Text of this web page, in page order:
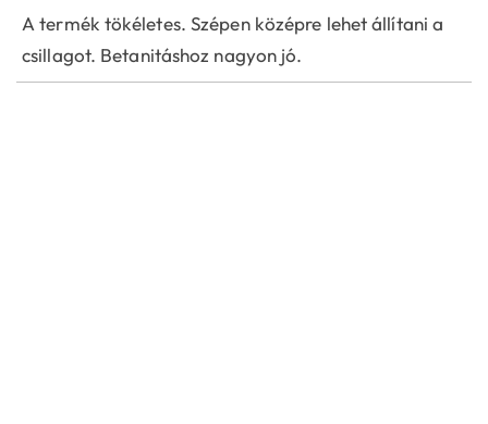
A termék tökéletes. Szépen középre lehet állítani a
csillagot. Betanitáshoz nagyon jó.